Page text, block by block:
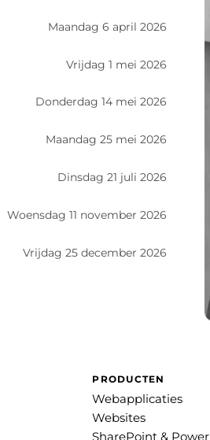
Maandag 6 april 2026
Vrijdag 1 mei 2026
Donderdag 14 mei 2026
Maandag 25 mei 2026
Dinsdag 21 juli 2026
Woensdag 11 november 2026
Vrijdag 25 december 2026
PRODUCTEN
Webapplicaties
Websites
SharePoint & Power